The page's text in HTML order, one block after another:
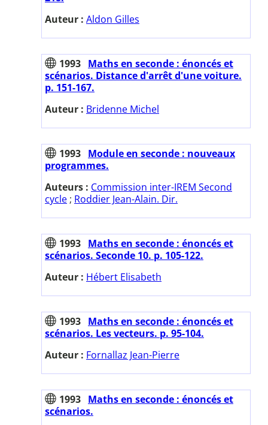
Auteur : Aldon Gilles
1993 Maths en seconde : énoncés et
scénarios. Distance d'arrêt d'une voiture.
p. 151-167.
Auteur : Bridenne Michel
1993 Module en seconde : nouveaux
programmes.
Auteurs : Commission inter-IREM Second
cycle ; Roddier Jean-Alain. Dir.
1993 Maths en seconde : énoncés et
scénarios. Seconde 10. p. 105-122.
Auteur : Hébert Elisabeth
1993 Maths en seconde : énoncés et
scénarios. Les vecteurs. p. 95-104.
Auteur : Fornallaz Jean-Pierre
1993 Maths en seconde : énoncés et
scénarios.